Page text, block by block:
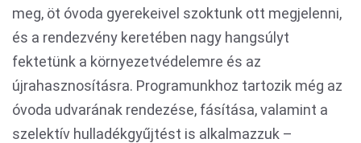
meg, öt óvoda gyerekeivel szoktunk ott megjelenni,
és a rendezvény keretében nagy hangsúlyt
fektetünk a környezetvédelemre és az
újrahasznosításra. Programunkhoz tartozik még az
óvoda udvarának rendezése, fásítása, valamint a
szelektív hulladékgyűjtést is alkalmazzuk –